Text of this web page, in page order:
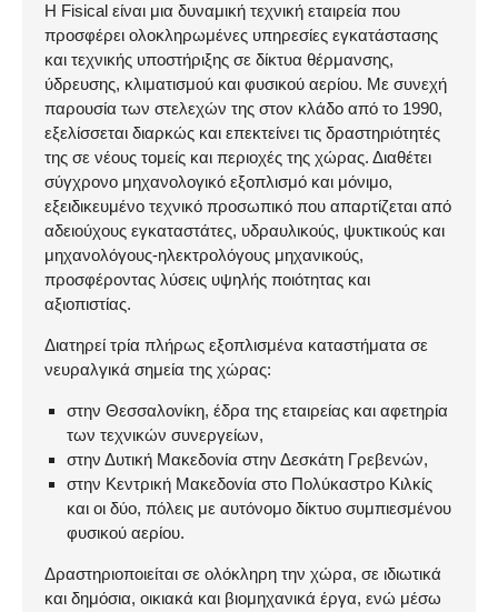
Η Fisical είναι μια δυναμική τεχνική εταιρεία που
προσφέρει ολοκληρωμένες υπηρεσίες εγκατάστασης
και τεχνικής υποστήριξης σε δίκτυα θέρμανσης,
ύδρευσης, κλιματισμού και φυσικού αερίου. Με συνεχή
παρουσία των στελεχών της στον κλάδο από το 1990,
εξελίσσεται διαρκώς και επεκτείνει τις δραστηριότητές
της σε νέους τομείς και περιοχές της χώρας. Διαθέτει
σύγχρονο μηχανολογικό εξοπλισμό και μόνιμο,
εξειδικευμένο τεχνικό προσωπικό που απαρτίζεται από
αδειούχους εγκαταστάτες, υδραυλικούς, ψυκτικούς και
μηχανολόγους-ηλεκτρολόγους μηχανικούς,
προσφέροντας λύσεις υψηλής ποιότητας και
αξιοπιστίας.
Διατηρεί τρία πλήρως εξοπλισμένα καταστήματα σε
νευραλγικά σημεία της χώρας:
στην Θεσσαλονίκη, έδρα της εταιρείας και αφετηρία
των τεχνικών συνεργείων,
στην Δυτική Μακεδονία στην Δεσκάτη Γρεβενών,
στην Κεντρική Μακεδονία στο Πολύκαστρο Κιλκίς
και οι δύο, πόλεις με αυτόνομο δίκτυο συμπιεσμένου
φυσικού αερίου.
Δραστηριοποιείται σε ολόκληρη την χώρα, σε ιδιωτικά
και δημόσια, οικιακά και βιομηχανικά έργα, ενώ μέσω